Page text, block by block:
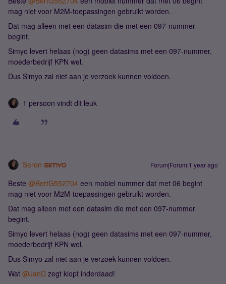
mag niet voor M2M-toepassingen gebruikt worden.
Dat mag alleen met een datasim die met een 097-nummer
begint.
Simyo levert helaas (nog) geen datasims met een 097-nummer,
moederbedrijf KPN wel.
Dus Simyo zal niet aan je verzoek kunnen voldoen.
1 persoon vindt dit leuk
Seren Forum|Forum|1 year ago
Beste ​ @BertG552704 een mobiel nummer dat met 06 begint
mag niet voor M2M-toepassingen gebruikt worden.
Dat mag alleen met een datasim die met een 097-nummer
begint.
Simyo levert helaas (nog) geen datasims met een 097-nummer,
moederbedrijf KPN wel.
Dus Simyo zal niet aan je verzoek kunnen voldoen.
Wat ​ @JanD zegt klopt inderdaad!